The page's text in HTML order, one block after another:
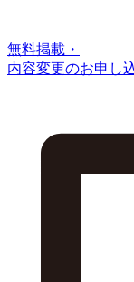
無料掲載・
内容変更のお申し